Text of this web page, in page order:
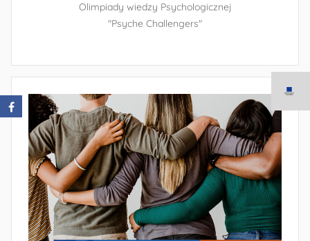
Olimpiady wiedzy Psychologicznej
"Psyche Challengers"